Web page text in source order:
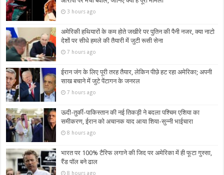
3 hours ago
अमेरिकी हथियारों के कम होते जखीरे पर पुतिन की पैनी नजर, क्या नाटो
देशों पर सीधे हमले की तैयारी में जुटी रूसी सेना
7 hours ago
ईरान जंग के लिए पूरी तरह तैयार, लेकिन पीछे हट रहा अमेरिका; अपनी
साख बचाने में जुटे पेंटागन के जनरल
7 hours ago
ऊदी-तुर्की-पाकिस्तान की नई तिकड़ी ने बदला पश्चिम एशिया का
समीकरण, ईरान को अचानक याद आया शिया-सुन्नी भाईचारा
8 hours ago
भारत पर 100% टैरिफ लगाने की जिद पर अमेरिका में ही फूटा गुस्सा,
रैंड पॉल बने ढाल
8 hours ago